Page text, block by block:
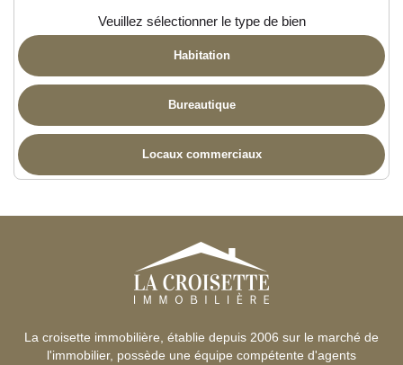
Veuillez sélectionner le type de bien
Habitation
Bureautique
Locaux commerciaux
La croisette immobilière, établie depuis 2006 sur le marché de
l'immobilier, possède une équipe compétente d'agents